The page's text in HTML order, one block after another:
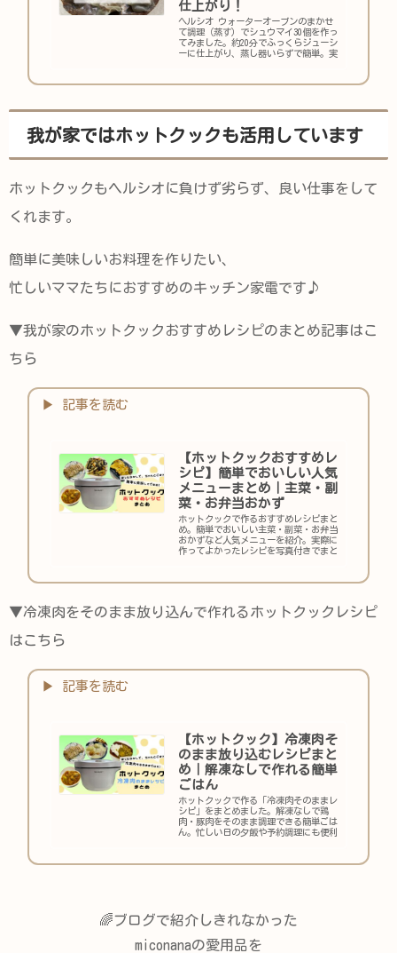
仕上がり！
ヘルシオ ウォーターオーブンのまかせ
て調理（蒸す）でシュウマイ30個を作っ
てみました。約20分でふっくらジューシ
ーに仕上がり、蒸し器いらずで簡単。実
我が家ではホットクックも活用しています
ホットクックもヘルシオに負けず劣らず、良い仕事をして
くれます。
簡単に美味しいお料理を作りたい、
忙しいママたちにおすすめのキッチン家電です♪
▼我が家のホットクックおすすめレシピのまとめ記事はこ
ちら
【ホットクックおすすめレ
シピ】簡単でおいしい人気
メニューまとめ｜主菜・副
菜・お弁当おかず
ホットクックで作るおすすめレシピまと
め。簡単でおいしい主菜・副菜・お弁当
おかずなど人気メニューを紹介。実際に
作ってよかったレシピを写真付きでまと
▼冷凍肉をそのまま放り込んで作れるホットクックレシピ
はこちら
【ホットクック】冷凍肉そ
のまま放り込むレシピまと
め｜解凍なしで作れる簡単
ごはん
ホットクックで作る「冷凍肉そのままレ
シピ」をまとめました。解凍なしで鶏
肉・豚肉をそのまま調理できる簡単ごは
ん。忙しい日の夕飯や予約調理にも便利
🌈ブログで紹介しきれなかった
miconanaの愛用品を